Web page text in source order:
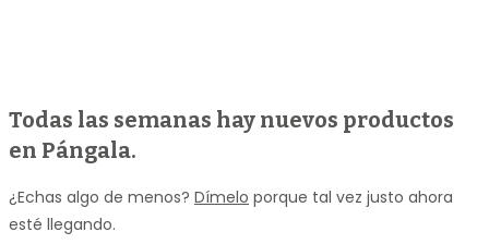
Todas las semanas hay nuevos productos
en Pángala.
¿Echas algo de menos? Dímelo porque tal vez justo ahora
esté llegando.